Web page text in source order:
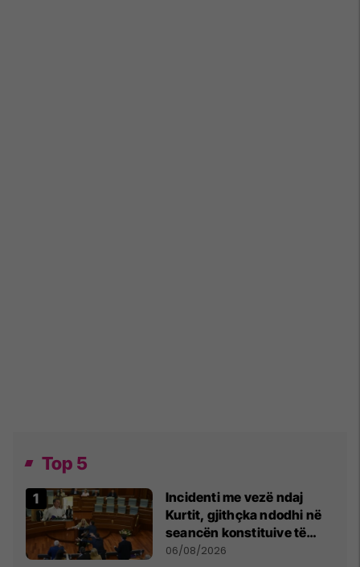
Top 5
Incidenti me vezë ndaj
Kurtit, gjithçka ndodhi në
seancën konstituive të
Kuvendit
06/08/2026